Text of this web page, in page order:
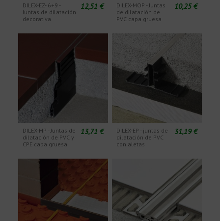
DILEX-EZ- 6+9 -
Juntas de dilatación
decorativa
12,51 €
DILEX-MOP - Juntas
de dilatación de
PVC capa gruesa
10,25 €
DILEX-MP - Juntas de
dilatación de PVC y
CPE capa gruesa
13,71 €
DILEX-EP - juntas de
dilatación de PVC
con aletas
31,19 €